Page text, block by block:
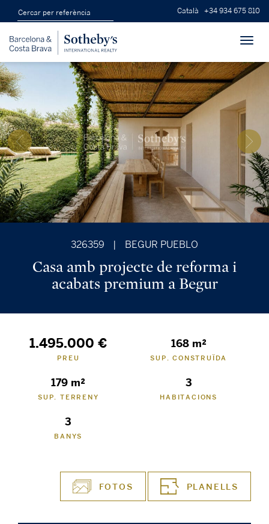
Català +34 934 675 810
326359 BEGUR PUEBLO
Casa amb projecte de reforma i
acabats premium a Begur
1.495.000 €
PREU
168 m²
SUP. CONSTRUÏDA
179 m²
SUP. TERRENY
3
HABITACIONS
3
BANYS
FOTOS PLANELLS